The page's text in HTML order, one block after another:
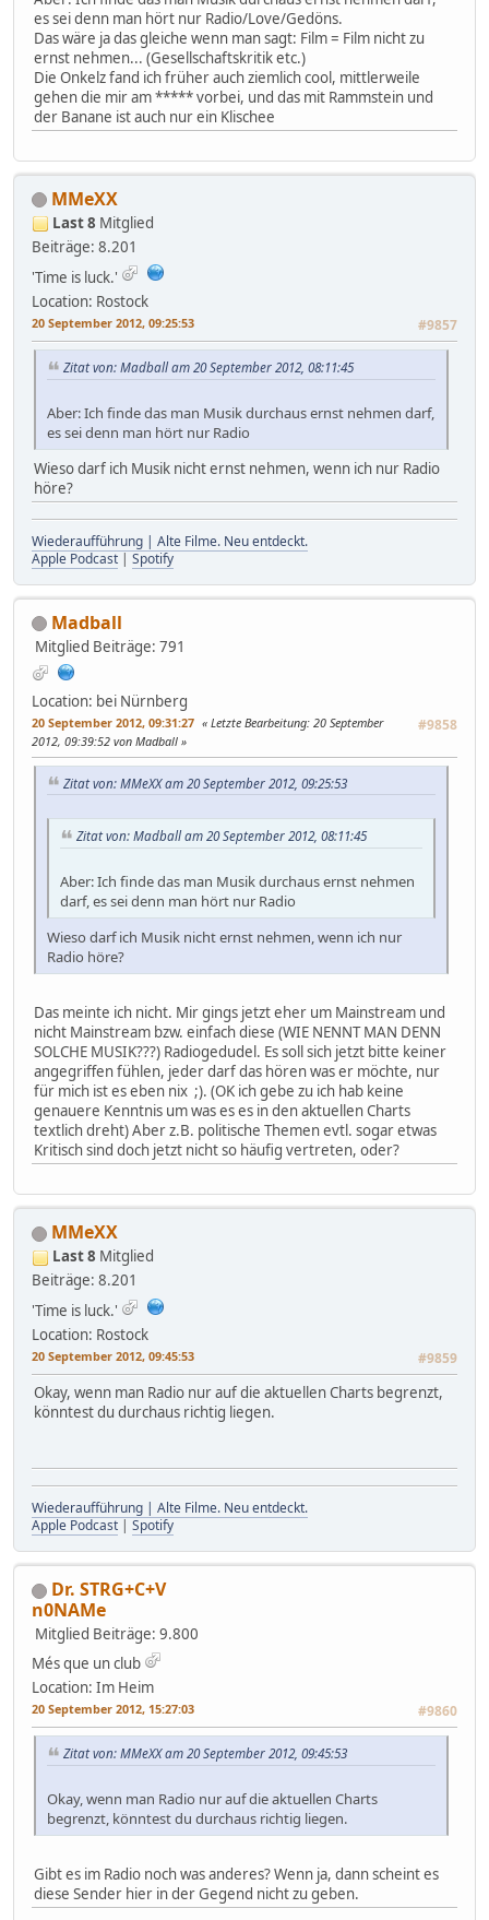
es sei denn man hört nur Radio/Love/Gedöns.
Das wäre ja das gleiche wenn man sagt: Film = Film nicht zu
ernst nehmen... (Gesellschaftskritik etc.)
Die Onkelz fand ich früher auch ziemlich cool, mittlerweile
gehen die mir am ***** vorbei, und das mit Rammstein und
der Banane ist auch nur ein Klischee
MMeXX
Last 8 Mitglied
Beiträge: 8.201
'Time is luck.'
Location: Rostock
20 September 2012, 09:25:53 #9857
Zitat von: Madball am 20 September 2012, 08:11:45
Aber: Ich finde das man Musik durchaus ernst nehmen darf,
es sei denn man hört nur Radio
Wieso darf ich Musik nicht ernst nehmen, wenn ich nur Radio
höre?
Wiederaufführung | Alte Filme. Neu entdeckt.
Apple Podcast | Spotify
Madball
Mitglied Beiträge: 791
Location: bei Nürnberg
20 September 2012, 09:31:27 #9858
Letzte Bearbeitung: 20 September
2012, 09:39:52 von Madball
Zitat von: MMeXX am 20 September 2012, 09:25:53
Zitat von: Madball am 20 September 2012, 08:11:45
Aber: Ich finde das man Musik durchaus ernst nehmen
darf, es sei denn man hört nur Radio
Wieso darf ich Musik nicht ernst nehmen, wenn ich nur
Radio höre?
Das meinte ich nicht. Mir gings jetzt eher um Mainstream und
nicht Mainstream bzw. einfach diese (WIE NENNT MAN DENN
SOLCHE MUSIK???) Radiogedudel. Es soll sich jetzt bitte keiner
angegriffen fühlen, jeder darf das hören was er möchte, nur
für mich ist es eben nix ;). (OK ich gebe zu ich hab keine
genauere Kenntnis um was es es in den aktuellen Charts
textlich dreht) Aber z.B. politische Themen evtl. sogar etwas
Kritisch sind doch jetzt nicht so häufig vertreten, oder?
MMeXX
Last 8 Mitglied
Beiträge: 8.201
'Time is luck.'
Location: Rostock
20 September 2012, 09:45:53 #9859
Okay, wenn man Radio nur auf die aktuellen Charts begrenzt,
könntest du durchaus richtig liegen.
Wiederaufführung | Alte Filme. Neu entdeckt.
Apple Podcast | Spotify
Dr. STRG+C+V
n0NAMe
Mitglied Beiträge: 9.800
Més que un club
Location: Im Heim
20 September 2012, 15:27:03 #9860
Zitat von: MMeXX am 20 September 2012, 09:45:53
Okay, wenn man Radio nur auf die aktuellen Charts
begrenzt, könntest du durchaus richtig liegen.
Gibt es im Radio noch was anderes? Wenn ja, dann scheint es
diese Sender hier in der Gegend nicht zu geben.